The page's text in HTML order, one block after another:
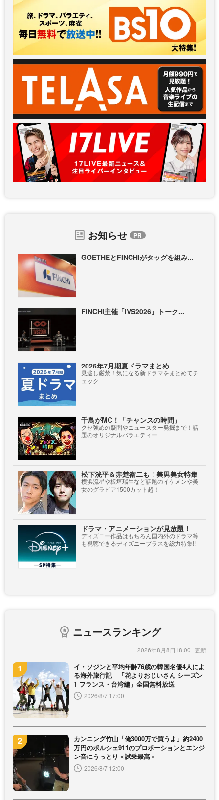
お知らせ
GOETHEとFINCHIがタッグを組み...
FINCHI主催「IVS2026」トーク...
2026年7月期夏ドラマまとめ
見逃し厳禁！気になる新ドラマをまとめてチ
ェック
千鳥がMC！「チャンスの時間」
クセ強めの疑問やニュースター発掘まで！話
題のオリジナルバラエティー
松下洸平＆赤楚衛二も！美男美女特集
横浜流星や板垣瑞生など話題のイケメンや美
女のグラビア1500カット超！
ドラマ・アニメーションが見放題！
ディズニー作品はもちろん国内外のドラマ等
も視聴できるディズニープラスを総力特集!!
ニュースランキング
2026年8月8日18:00
イ・ソジンと平均年齢76歳の韓国名優4人によ
る海外旅行記 「花よりおじいさん シーズン
1 フランス・台湾編」全国無料放送
2026/8/7 17:00
カンニング竹山「俺3000万で買うよ」約2400
万円のポルシェ911のプロポーションとエンジ
ン音にうっとり＜試乗最高＞
2026/8/7 12:00